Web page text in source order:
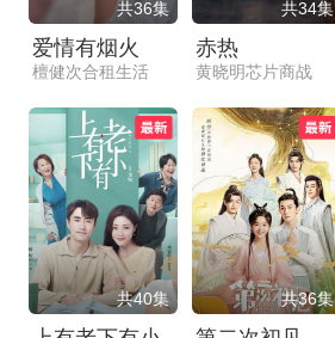
共36集
爱情有烟火
檀健次合租生活
共34集
赤热
黄晓明芯片商战
共40集 共36集